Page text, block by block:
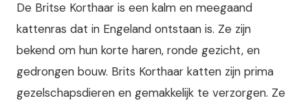
De Britse Korthaar is een kalm en meegaand
kattenras dat in Engeland ontstaan is. Ze zijn
bekend om hun korte haren, ronde gezicht, en
gedrongen bouw. Brits Korthaar katten zijn prima
gezelschapsdieren en gemakkelijk te verzorgen. Ze